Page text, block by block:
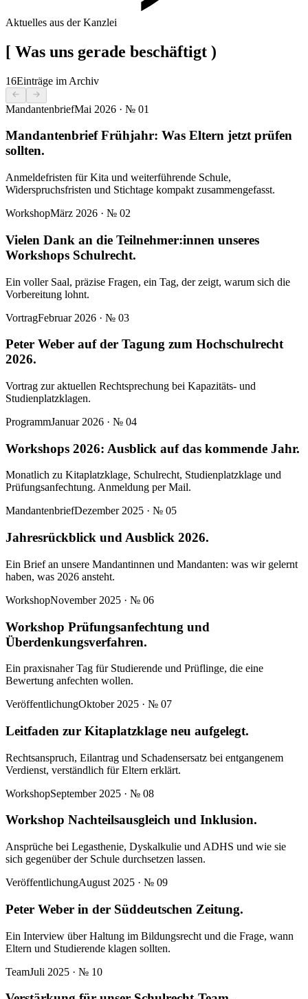
Aktuelles aus der Kanzlei
[ Was uns gerade beschäftigt )
16Einträge im Archiv
MandantenbriefMai 2026 · № 01
Mandantenbrief Frühjahr: Was Eltern jetzt prüfen
sollten.
Anmeldefristen für Kita und weiterführende Schule,
Widerspruchsfristen und Stichtage kompakt zusammengefasst.
WorkshopMärz 2026 · № 02
Vielen Dank an die Teilnehmer:innen unseres
Workshops Schulrecht.
Ein voller Saal, präzise Fragen, ein Tag, der zeigt, warum sich die
Vorbereitung lohnt.
VortragFebruar 2026 · № 03
Peter Weber auf der Tagung zum Hochschulrecht
2026.
Vortrag zur aktuellen Rechtsprechung bei Kapazitäts- und
Studienplatzklagen.
ProgrammJanuar 2026 · № 04
Workshops 2026: Ausblick auf das kommende Jahr.
Monatlich zu Kitaplatzklage, Schulrecht, Studienplatzklage und
Prüfungsanfechtung. Anmeldung per Mail.
MandantenbriefDezember 2025 · № 05
Jahresrückblick und Ausblick 2026.
Ein Brief an unsere Mandantinnen und Mandanten: was wir gelernt
haben, was 2026 ansteht.
WorkshopNovember 2025 · № 06
Workshop Prüfungsanfechtung und
Überdenkungsverfahren.
Ein praxisnaher Tag für Studierende und Prüflinge, die eine
Bewertung anfechten wollen.
VeröffentlichungOktober 2025 · № 07
Leitfaden zur Kitaplatzklage neu aufgelegt.
Rechtsanspruch, Eilantrag und Schadensersatz bei entgangenem
Verdienst, verständlich für Eltern erklärt.
WorkshopSeptember 2025 · № 08
Workshop Nachteilsausgleich und Inklusion.
Ansprüche bei Legasthenie, Dyskalkulie und ADHS und wie sie
sich gegenüber der Schule durchsetzen lassen.
VeröffentlichungAugust 2025 · № 09
Peter Weber in der Süddeutschen Zeitung.
Ein Interview über Haltung im Bildungsrecht und die Frage, wann
Eltern und Studierende klagen sollten.
TeamJuli 2025 · № 10